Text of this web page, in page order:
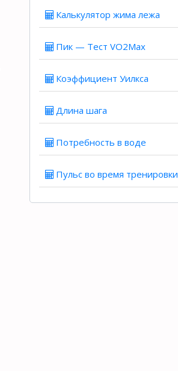
Калькулятор жима лежа
Пик — Тест VO2Max
Коэффициент Уилкса
Длина шага
Потребность в воде
Пульс во время тренировки